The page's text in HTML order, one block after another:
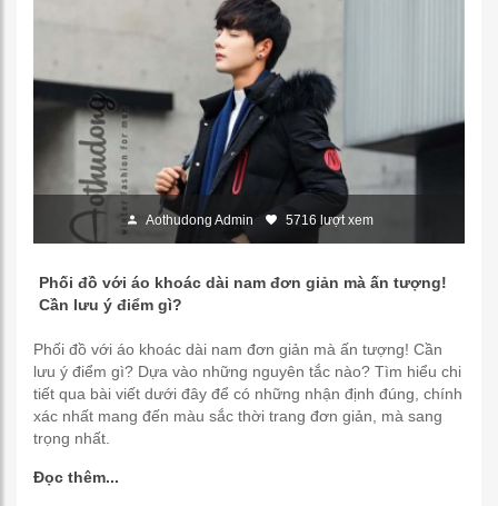
Aothudong Admin 5716 lượt xem
Phối đồ với áo khoác dài nam đơn giản mà ấn tượng!
Cần lưu ý điểm gì?
Phối đồ với áo khoác dài nam đơn giản mà ấn tượng! Cần
lưu ý điểm gì? Dựa vào những nguyên tắc nào? Tìm hiểu chi
tiết qua bài viết dưới đây để có những nhận định đúng, chính
xác nhất mang đến màu sắc thời trang đơn giản, mà sang
trọng nhất.
Đọc thêm...